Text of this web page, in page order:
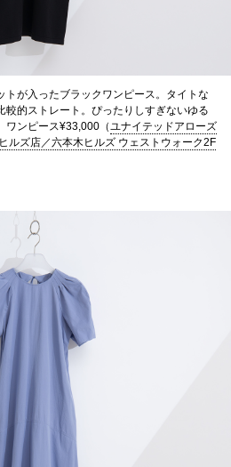
トが入ったブラックワンピース。タイトな
較的ストレート。ぴったりしすぎないゆる
ワンピース¥33,000（ユナイテッドアローズ
ルズ店／六本木ヒルズ ウェストウォーク2F